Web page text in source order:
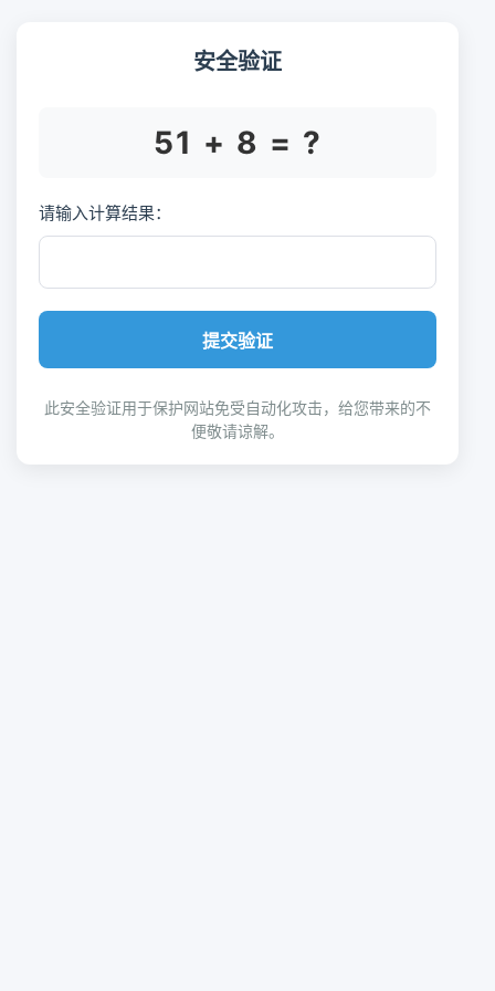
安全验证
51 + 8 = ?
请输入计算结果：
提交验证
此安全验证用于保护网站免受自动化攻击，给您带来的不
便敬请谅解。